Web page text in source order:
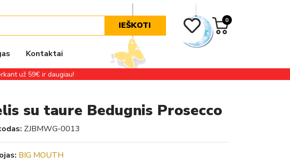
IEŠKOTI
0
Kontaktai
už 59€ ir daugiau!
su taure Bedugnis Prosecco
ZJBMWG-0013
BIG MOUTH